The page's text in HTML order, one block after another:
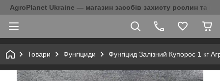
AgroPlanet Ukraine — магазин засобів захисту рослин та
Товари Фунгіциди Фунгіцид Залізний Купорос 1 кг